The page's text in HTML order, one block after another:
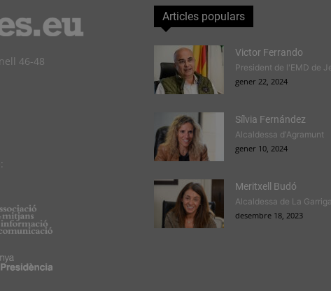
46-48
Articles populars
Victor Ferrando
President de l'EMD de
gener 22, 2024
Sílvia Fernández
Alcaldessa d'Agramunt
gener 10, 2024
Meritxell Budó
Alcaldessa de La Garriga
desembre 18, 2023